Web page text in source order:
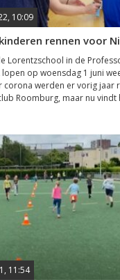
10:09
rennen voor
Lorentzschool in de
op woensdag 1 juni
werden er vorig jaar
Roomburg, maar nu vindt
11:54